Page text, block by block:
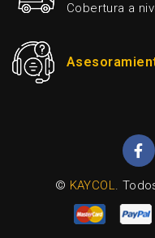
Cobertura a
© KAYCOL.